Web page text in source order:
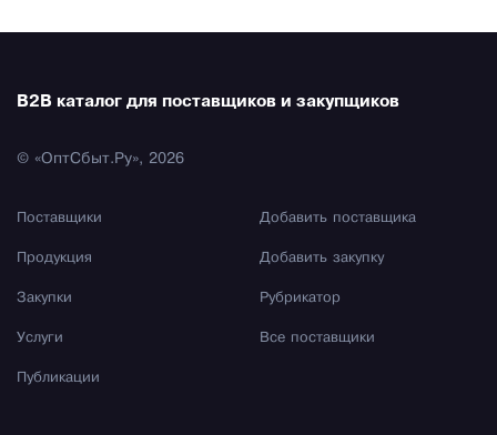
B2B каталог для поставщиков и закупщиков
© «ОптСбыт.Ру», 2026
Поставщики
Продукция
Закупки
Услуги
Публикации
Добавить поставщика
Добавить закупку
Рубрикатор
Все поставщики